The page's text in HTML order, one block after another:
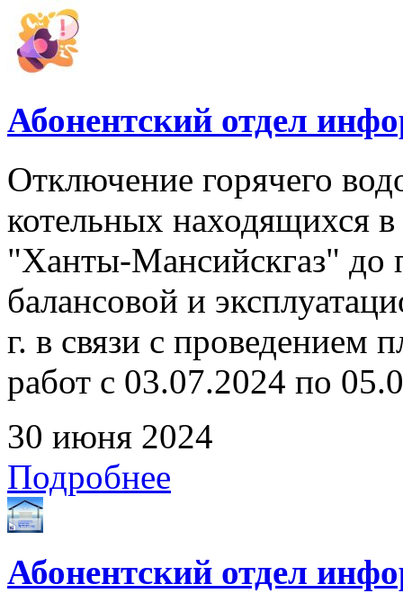
Абонентский отдел
Отключение горячего
котельных находящихся
"Ханты-Мансийскгаз" до
балансовой и
г. в связи с проведением
работ с 03.07.2024 по
30 июня 2024
Подробнее
Абонентский отдел